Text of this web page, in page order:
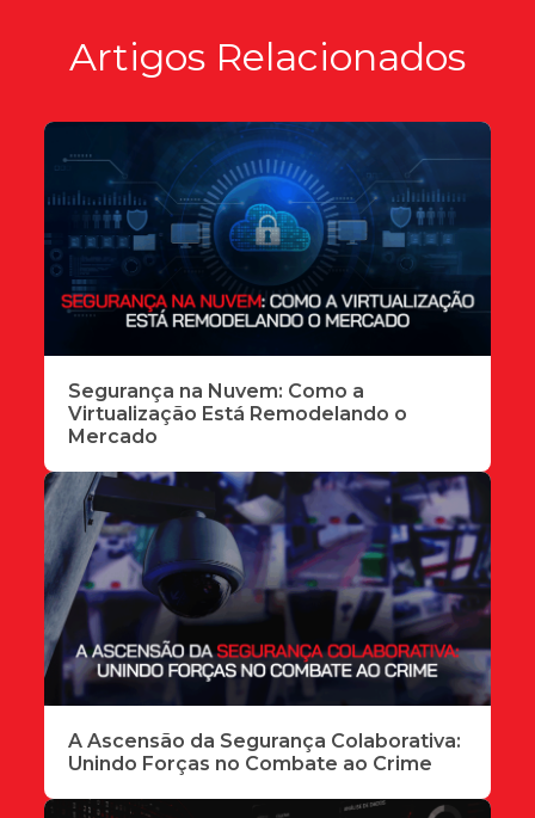
Artigos Relacionados
Segurança na Nuvem: Como a
Virtualização Está Remodelando o
Mercado
A Ascensão da Segurança Colaborativa:
Unindo Forças no Combate ao Crime